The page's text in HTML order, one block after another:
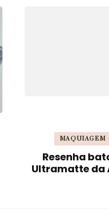
MAQUIAGEM
Resenha
Ultramatte da